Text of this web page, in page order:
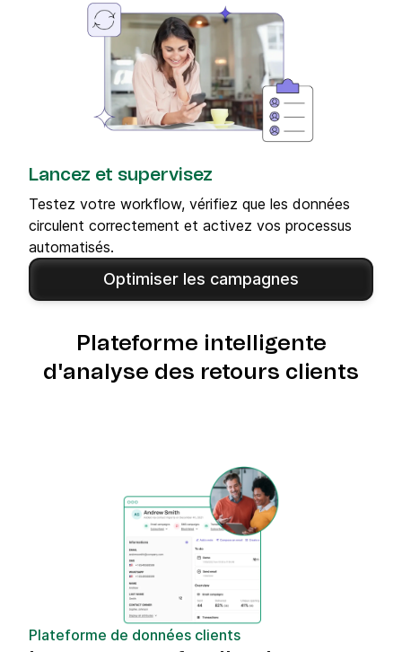
Lancez et supervisez
Testez votre workflow, vérifiez que les données
circulent correctement et activez vos processus
automatisés.
Optimiser les campagnes
Plateforme intelligente
d'analyse des retours clients
Plateforme de données clients